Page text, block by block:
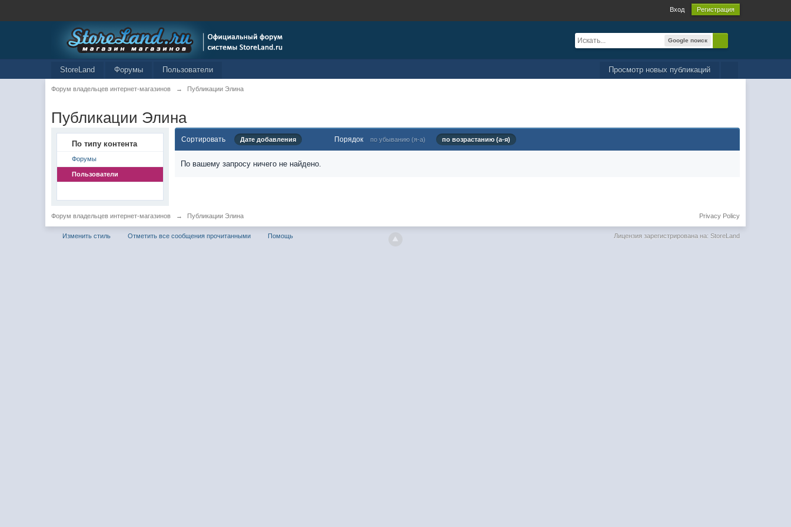
Вход Регистрация
Google поиск
Просмотр новых публикаций
StoreLand Форумы Пользователи
Форум владельцев интернет-магазинов → Публикации Элина
Публикации Элина
По типу контента
Форумы
Пользователи
Сортировать Дате добавления Порядок по убыванию (я-а) по возрастанию (а-я)
По вашему запросу ничего не найдено.
Форум владельцев интернет-магазинов → Публикации Элина Privacy Policy
Изменить стиль Отметить все сообщения прочитанными Помощь Лицензия зарегистрирована на: StoreLand